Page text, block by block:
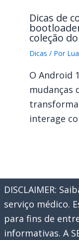
Dicas de
coleção
Dicas / Por
O Android
mudanças
interage
DISCLAIMER:
serviço médico.
para fins de
informativas. A